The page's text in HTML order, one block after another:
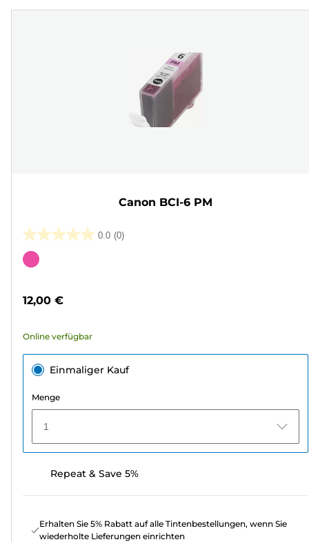
Canon BCI-6 PM
0.0 (0)
0.0
von
Farbpatrone
12,00 €
Online verfügbar
Einmaliger Kauf
Menge
1
Repeat & Save 5%
Erhalten Sie 5% Rabatt auf alle Tintenbestellungen, wenn Sie
wiederholte Lieferungen einrichten